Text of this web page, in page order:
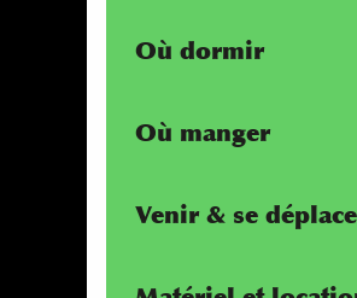
Où dormir
Où manger
Venir & se